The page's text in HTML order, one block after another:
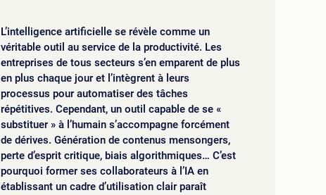
L’intelligence artificielle se révèle comme un
véritable outil au service de la productivité. Les
entreprises de tous secteurs s’en emparent de plus
en plus chaque jour et l’intègrent à leurs
processus pour automatiser des tâches
répétitives. Cependant, un outil capable de se «
substituer » à l’humain s’accompagne forcément
de dérives. Génération de contenus mensongers,
perte d’esprit critique, biais algorithmiques… C’est
pourquoi former ses collaborateurs à l’IA en
établissant un cadre d’utilisation clair paraît